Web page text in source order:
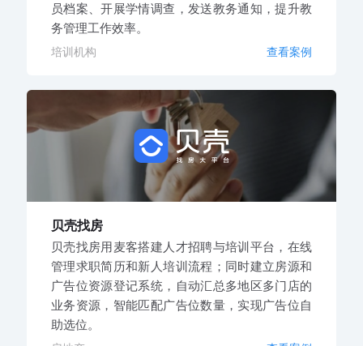
员档案、开展学情调查，发送教务通知，提升教
务管理工作效率。
培训机构 查看案例
贝壳找房
贝壳找房用麦客搭建人才招聘与培训平台，在线
管理求职简历和新人培训流程；同时建立房源和
广告位资源登记系统，自动汇总多地区多门店的
业务资源，智能匹配广告位数量，实现广告位自
助选位。